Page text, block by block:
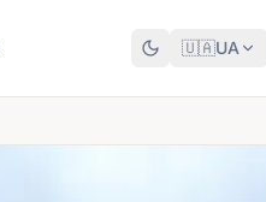
🇺🇦UA